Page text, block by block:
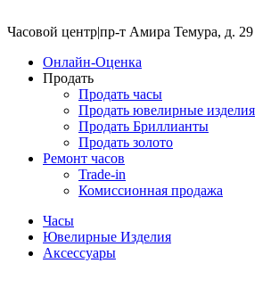
Часовой центр|пр-т Амира Темура, д. 29
Онлайн-Оценка
Продать
Продать часы
Продать ювелирные изделия
Продать Бриллианты
Продать золото
Ремонт часов
Trade-in
Комиссионная продажа
Часы
Ювелирные Изделия
Аксессуары